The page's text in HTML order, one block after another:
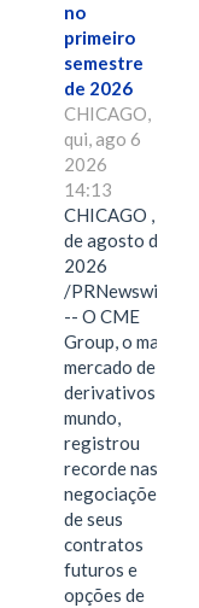
no
primeiro
semestre
de 2026
CHICAGO,
qui, ago 6
2026
14:13
CHICAGO , 6
de agosto de
2026
/PRNewswire/
-- O CME
Group, o maior
mercado de
derivativos do
mundo,
registrou
recorde nas
negociações
de seus
contratos
futuros e
opções de